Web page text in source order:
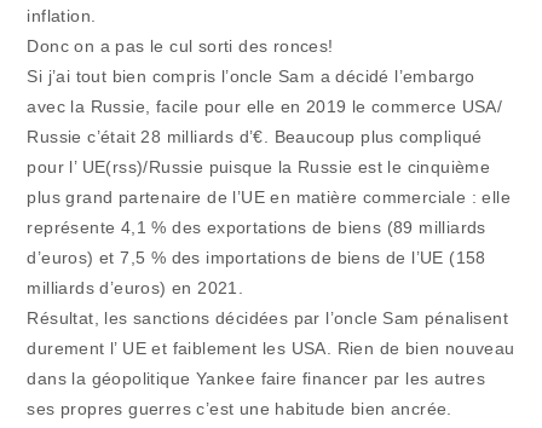
inflation.
Donc on a pas le cul sorti des ronces!
Si j’ai tout bien compris l’oncle Sam a décidé l’embargo
avec la Russie, facile pour elle en 2019 le commerce USA/
Russie c’était 28 milliards d’€. Beaucoup plus compliqué
pour l’ UE(rss)/Russie puisque la Russie est le cinquième
plus grand partenaire de l’UE en matière commerciale : elle
représente 4,1 % des exportations de biens (89 milliards
d’euros) et 7,5 % des importations de biens de l’UE (158
milliards d’euros) en 2021.
Résultat, les sanctions décidées par l’oncle Sam pénalisent
durement l’ UE et faiblement les USA. Rien de bien nouveau
dans la géopolitique Yankee faire financer par les autres
ses propres guerres c’est une habitude bien ancrée.